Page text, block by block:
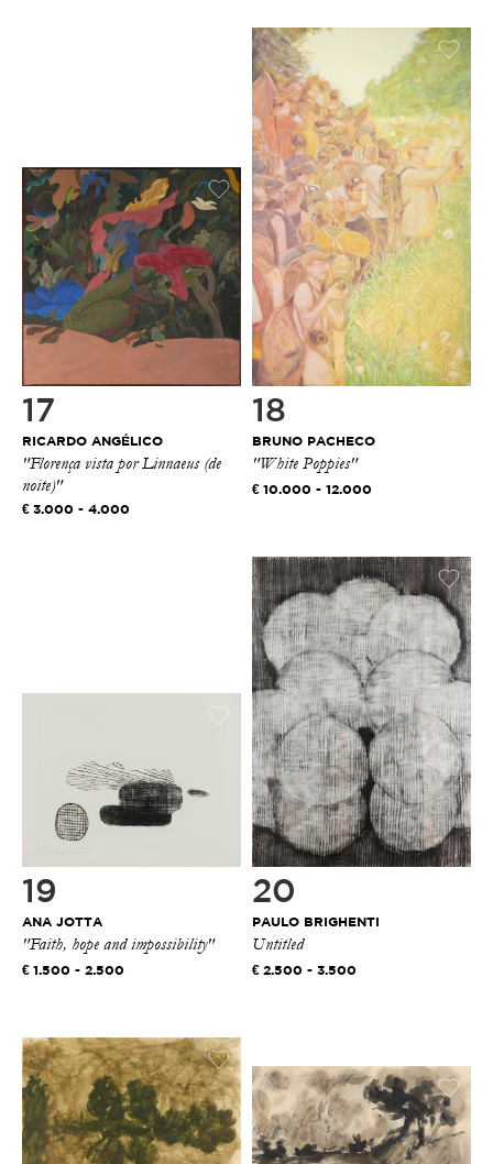
17
RICARDO ANGÉLICO
"Florença vista por Linnaeus (de
noite)"
3.000 - 4.000
18
BRUNO PACHECO
"White Poppies"
10.000 - 12.000
19
ANA JOTTA
"Faith, hope and impossibility"
1.500 - 2.500
20
PAULO BRIGHENTI
Untitled
2.500 - 3.500